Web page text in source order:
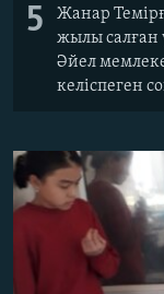
5
Жанар
жылы салған
Әйел
келіспеген